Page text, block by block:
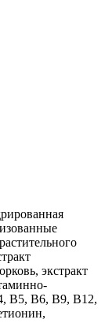
экстракт
В5, В6, В9, В12,